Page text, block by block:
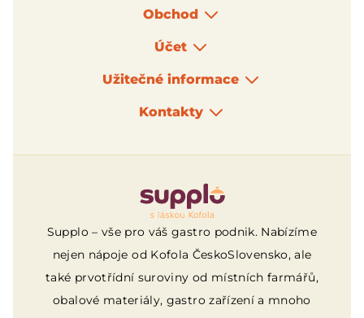
Obchod
Účet
Užitečné informace
Kontakty
Logo
Supplo – vše pro váš gastro podnik. Nabízíme
nejen nápoje od Kofola ČeskoSlovensko, ale
také prvotřídní suroviny od místních farmářů,
obalové materiály, gastro zařízení a mnoho